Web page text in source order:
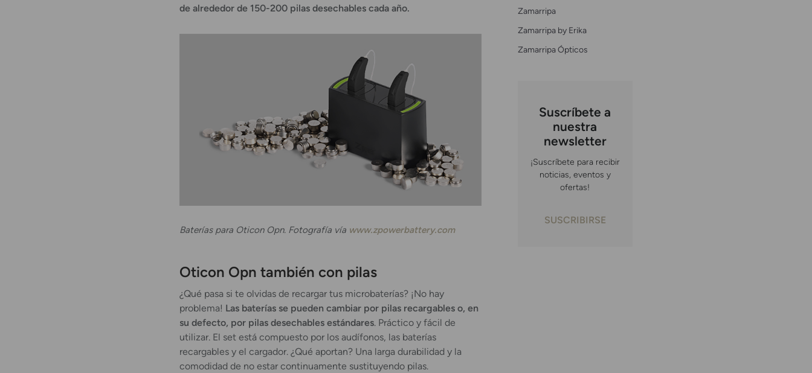
de alrededor de 150-200 pilas desechables cada año.
Baterías para Oticon Opn. Fotografía vía www.zpowerbattery.com
Oticon Opn también con pilas
¿Qué pasa si te olvidas de recargar tus microbaterías? ¡No hay
problema! Las baterías se pueden cambiar por pilas recargables o, en
su defecto, por pilas desechables estándares. Práctico y fácil de
utilizar. El set está compuesto por los audífonos, las baterías
recargables y el cargador. ¿Qué aportan? Una larga durabilidad y la
comodidad de no estar continuamente sustituyendo pilas.
Zamarripa
Zamarripa by Erika
Zamarripa Ópticos
Suscríbete a
nuestra
newsletter
¡Suscríbete para recibir
noticias, eventos y
ofertas!
SUSCRIBIRSE